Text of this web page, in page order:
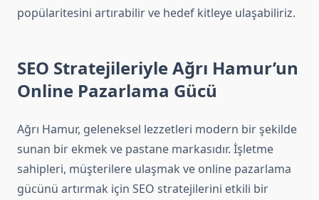
popülaritesini artırabilir ve hedef kitleye ulaşabiliriz.
SEO Stratejileriyle Ağrı Hamur’un
Online Pazarlama Gücü
Ağrı Hamur, geleneksel lezzetleri modern bir şekilde
sunan bir ekmek ve pastane markasıdır. İşletme
sahipleri, müşterilere ulaşmak ve online pazarlama
gücünü artırmak için SEO stratejilerini etkili bir